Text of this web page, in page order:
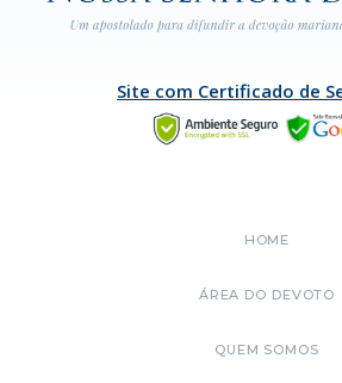
Site com Certificado de
HOME
ÁREA DO DEVOTO
QUEM SOMOS